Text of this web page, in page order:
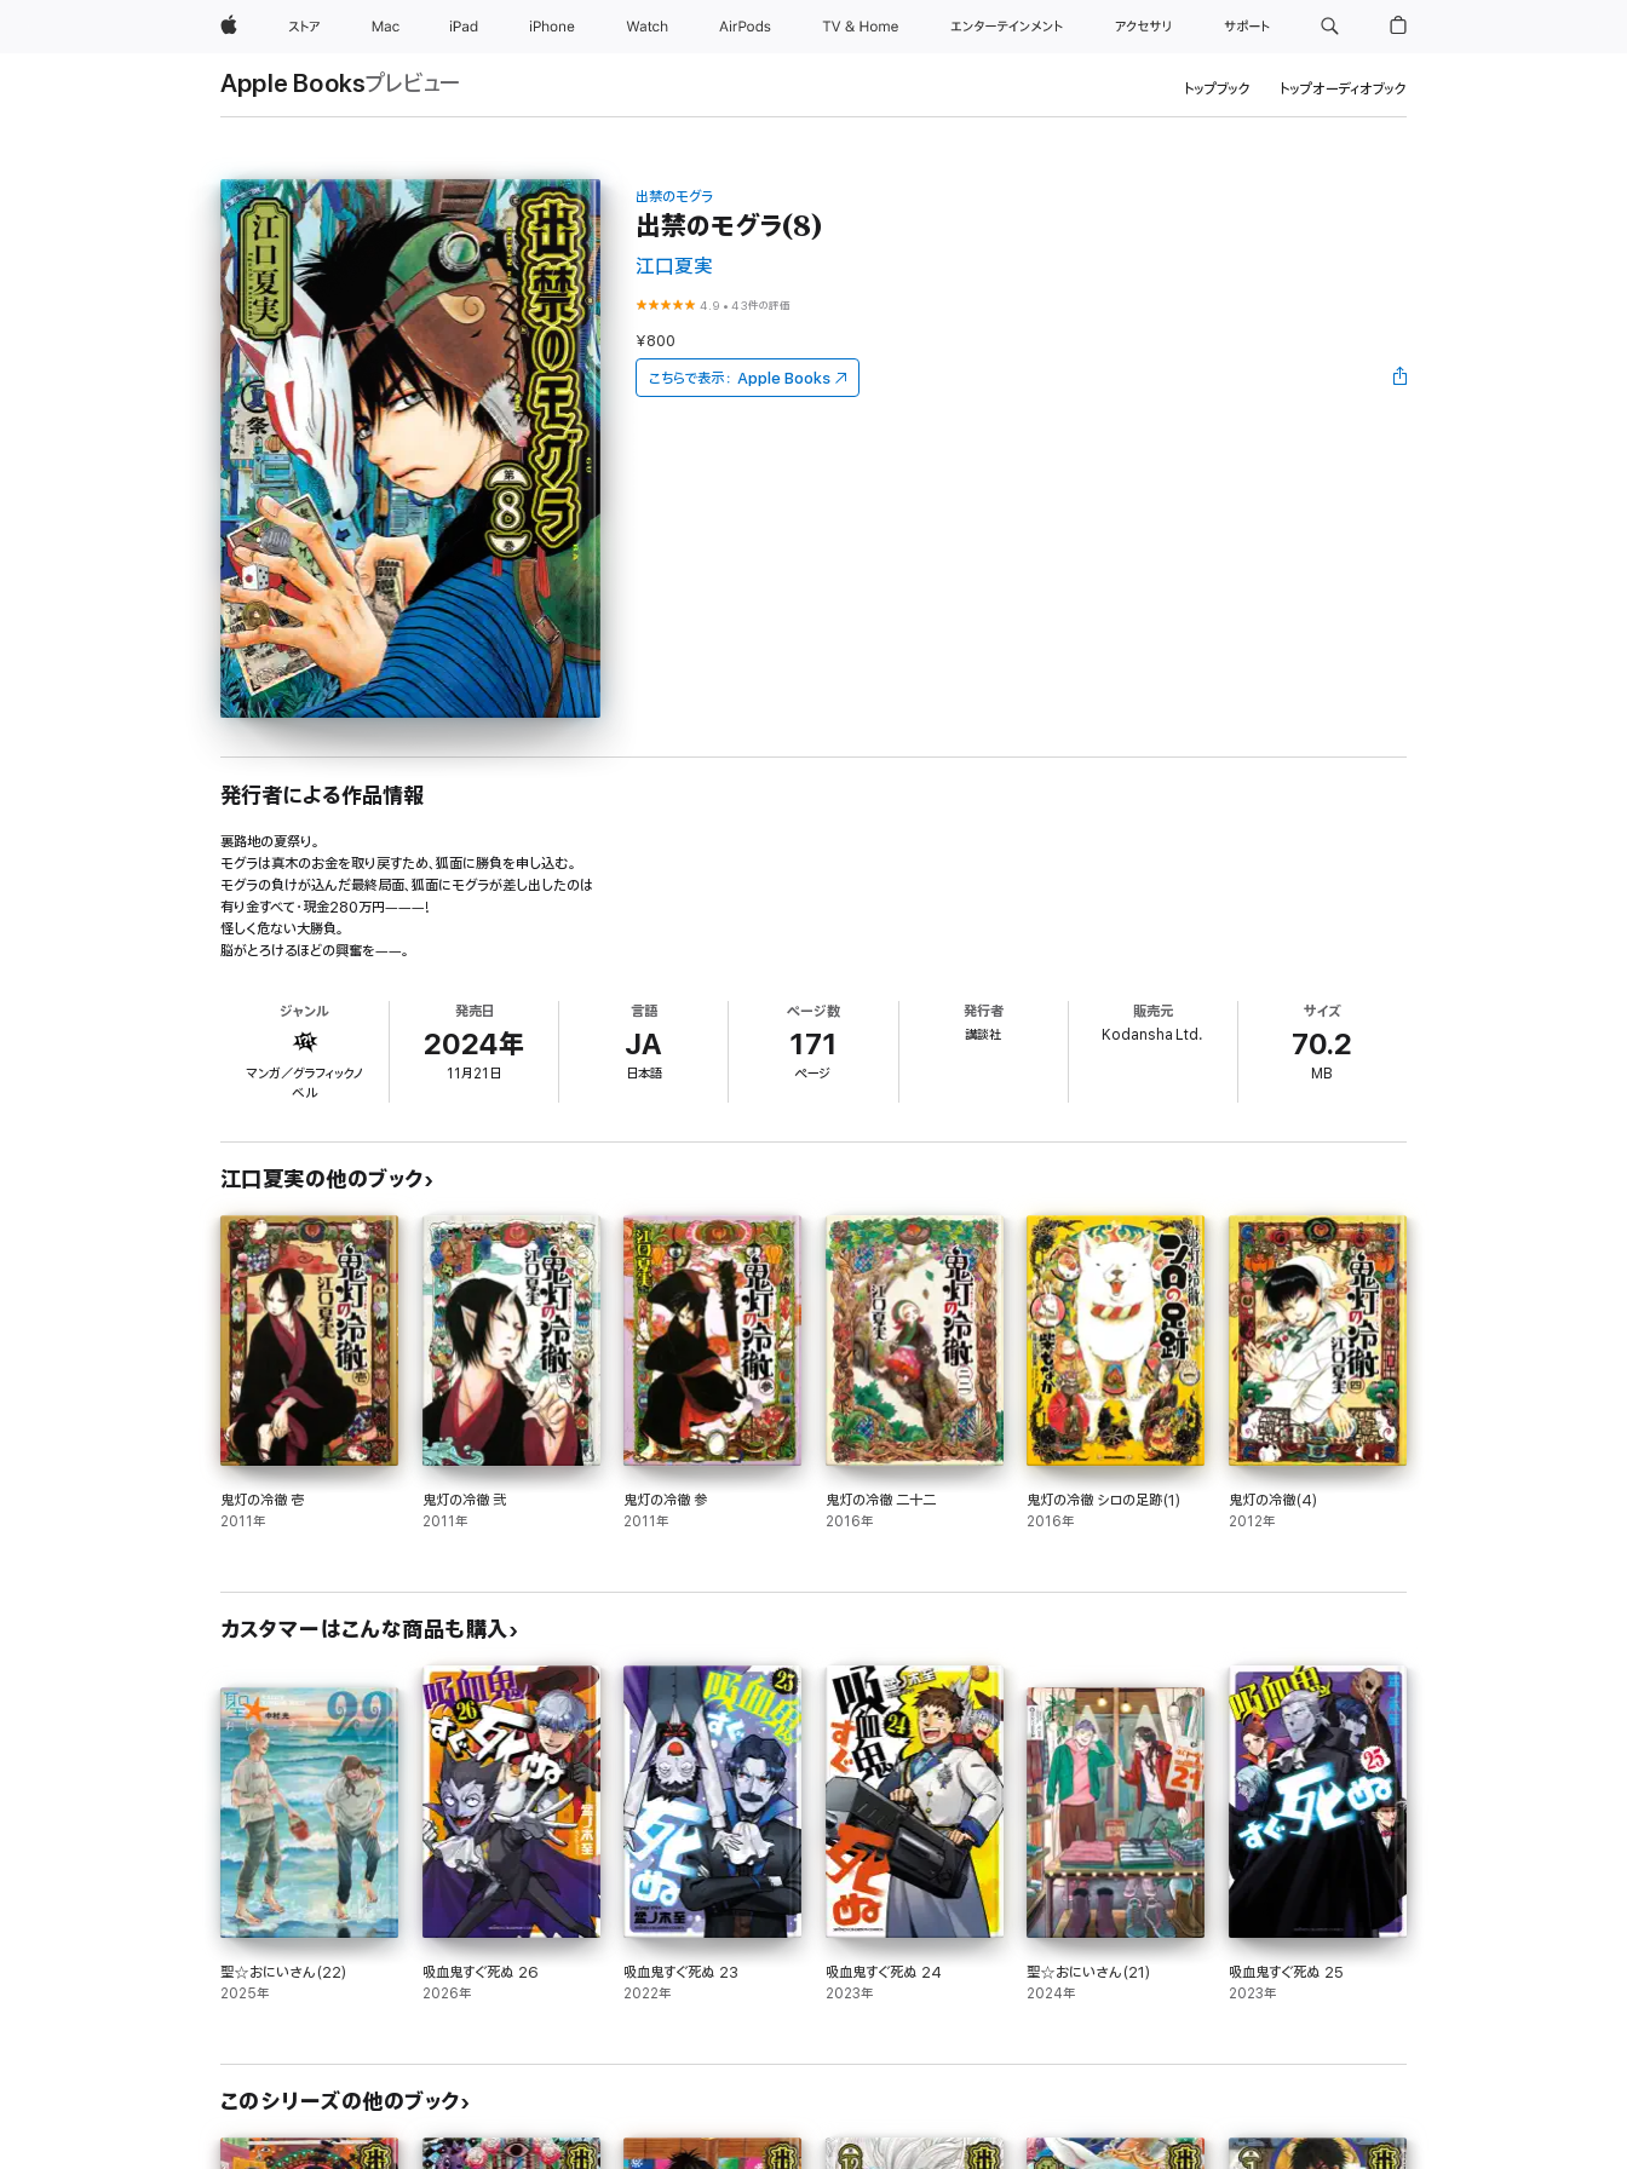
Appleストア Mac iPad iPhone Watch AirPods TV & Home エンターテインメント アクセサリ サポート
Apple Booksプレビュー トップブック トップオーディオブック
出禁のモグラ
出禁のモグラ(8)
江口夏実
4.9 •43件の評価
¥800
こちらで表示： Apple Books
発行者による作品情報
裏路地の夏祭り。
モグラは真木のお金を取り戻すため、狐面に勝負を申し込む。
モグラの負けが込んだ最終局面、狐面にモグラが差し出したのは
有り金すべて・現金280万円―――!
怪しく危ない大勝負。
脳がとろけるほどの興奮を――。
ジャンル
マンガ／グラフィックノ
ベル
発売日
2024年
11月21日
言語
JA
日本語
ページ数
171
ページ
発行者
講談社
販売元
Kodansha Ltd.
サイズ
70.2
MB
江口夏実の他のブック
鬼灯の冷徹 壱
2011年
鬼灯の冷徹 弐
2011年
鬼灯の冷徹 参
2011年
鬼灯の冷徹 二十二
2016年
鬼灯の冷徹 シロの足跡(1)
2016年
鬼灯の冷徹(4)
2012年
カスタマーはこんな商品も購入
聖☆おにいさん(22)
2025年
吸血鬼すぐ死ぬ 26
2026年
吸血鬼すぐ死ぬ 23
2022年
吸血鬼すぐ死ぬ 24
2023年
聖☆おにいさん(21)
2024年
吸血鬼すぐ死ぬ 25
2023年
このシリーズの他のブック